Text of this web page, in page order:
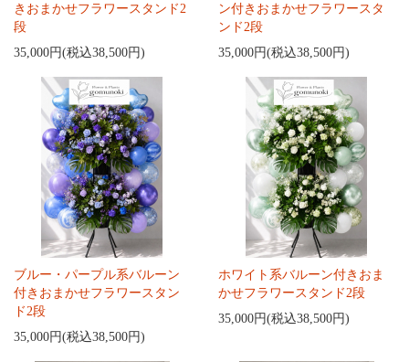
きおまかせフラワースタンド2
段
35,000円(税込38,500円)
ン付きおまかせフラワースタ
ンド2段
35,000円(税込38,500円)
ブルー・パープル系バルーン
付きおまかせフラワースタン
ド2段
35,000円(税込38,500円)
ホワイト系バルーン付きおま
かせフラワースタンド2段
35,000円(税込38,500円)